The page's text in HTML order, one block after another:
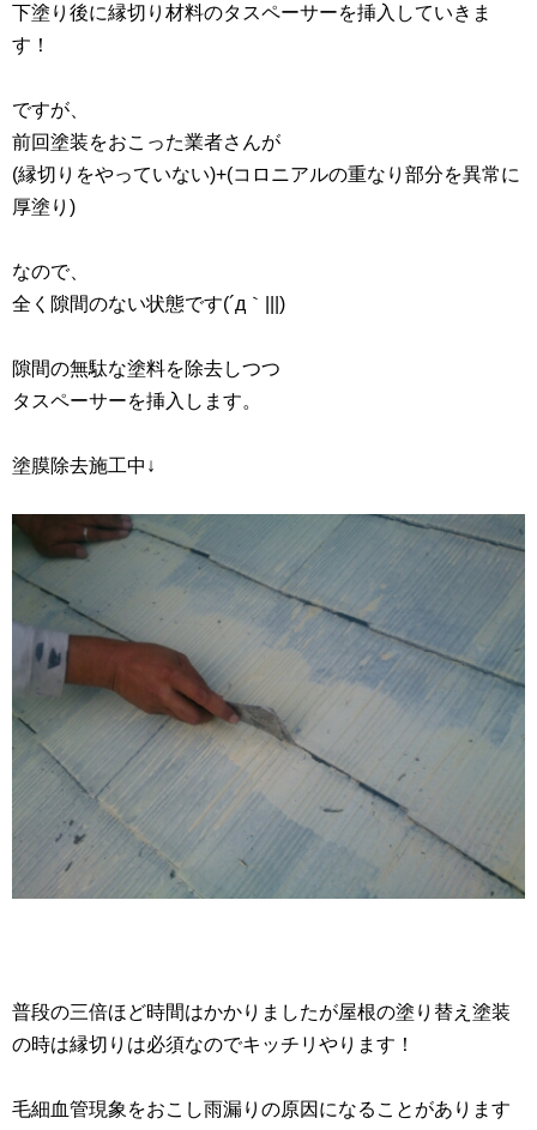
下塗り後に縁切り材料のタスペーサーを挿入していきま
す！
ですが、
前回塗装をおこった業者さんが
(縁切りをやっていない)+(コロニアルの重なり部分を異常に
厚塗り)
なので、
全く隙間のない状態です(´д｀|||)
隙間の無駄な塗料を除去しつつ
タスペーサーを挿入します。
塗膜除去施工中↓
普段の三倍ほど時間はかかりましたが屋根の塗り替え塗装
の時は縁切りは必須なのでキッチリやります！
毛細血管現象をおこし雨漏りの原因になることがあります